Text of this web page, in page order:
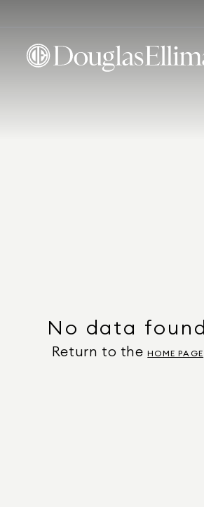
No data found
Return to the HOME PAGE